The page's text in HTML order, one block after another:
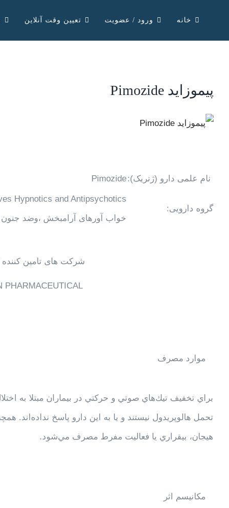
خانه ورود / عضویت تعیین وقت آنلاین
پیموزاید Pimozide
View
نام علمی دارو (ژنریک):Pimozide
گروه دارویی:
Hypnotics and Antipsychotics
خواب آورهای آرامبخش ،وضد جنون
شرکت های تامین کننده
PHARMACEUTICAL
موارد مصرف
تحمل هالوپريدول نيستند و يا به اين دارو پاسخ نداده‌اند.
هيجان، بيقراري يا فعاليت‌ مفرط مصرف مي‌شود.
مکانیسم اثر